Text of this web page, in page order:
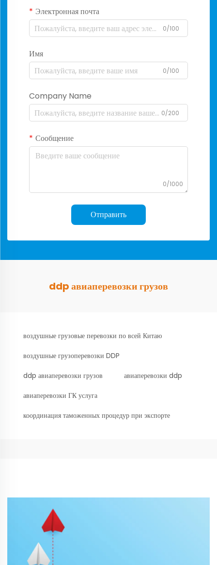
Электронная почта
0/100
Имя
0/100
Company Name
0/200
Сообщение
0/1000
Отправить
ddp авиаперевозки грузов
воздушные грузовые перевозки по всей Китаю
воздушные грузоперевозки DDP
ddp авиаперевозки грузов авиаперевозки ddp
авиаперевозки ГК услуга
координация таможенных процедур при экспорте